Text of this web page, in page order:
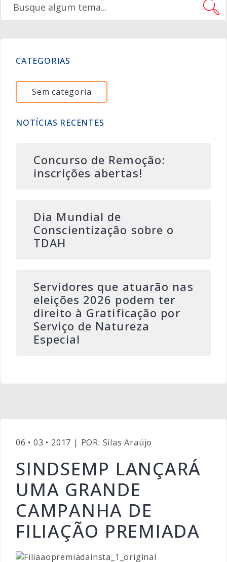
CATEGORIAS
Sem categoria
NOTÍCIAS RECENTES
Concurso de Remoção:
inscrições abertas!
Dia Mundial de
Conscientização sobre o
TDAH
Servidores que atuarão nas
eleições 2026 podem ter
direito à Gratificação por
Serviço de Natureza
Especial
06 • 03 • 2017 | POR: Silas Araújo
SINDSEMP LANÇARÁ
UMA GRANDE
CAMPANHA DE
FILIAÇÃO PREMIADA